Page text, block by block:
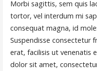
Morbi sagittis, sem quis
tortor, vel interdum mi
consequat magna, id
Suspendisse consectetur
erat, facilisis ut venenatis
dolor sit amet,